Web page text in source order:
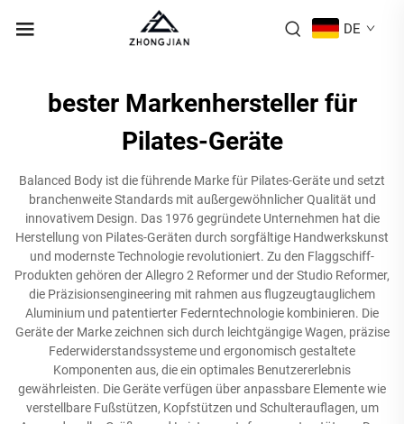
DE
bester Markenhersteller für
Pilates-Geräte
Balanced Body ist die führende Marke für Pilates-Geräte und setzt
branchenweite Standards mit außergewöhnlicher Qualität und
innovativem Design. Das 1976 gegründete Unternehmen hat die
Herstellung von Pilates-Geräten durch sorgfältige Handwerkskunst
und modernste Technologie revolutioniert. Zu den Flaggschiff-
Produkten gehören der Allegro 2 Reformer und der Studio Reformer,
die Präzisionsengineering mit rahmen aus flugzeugtauglichem
Aluminium und patentierter Federntechnologie kombinieren. Die
Geräte der Marke zeichnen sich durch leichtgängige Wagen, präzise
Federwiderstandssysteme und ergonomisch gestaltete
Komponenten aus, die ein optimales Benutzererlebnis
gewährleisten. Die Geräte verfügen über anpassbare Elemente wie
verstellbare Fußstützen, Kopfstützen und Schulterauflagen, um